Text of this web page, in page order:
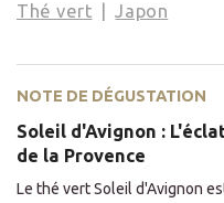
Thé vert Japon
NOTE DE DÉGUSTATION
Soleil d'Avignon :
de la Provence
Le thé vert Soleil d'Avignon